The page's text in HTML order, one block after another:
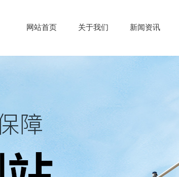
网站首页 关于我们 新闻资讯